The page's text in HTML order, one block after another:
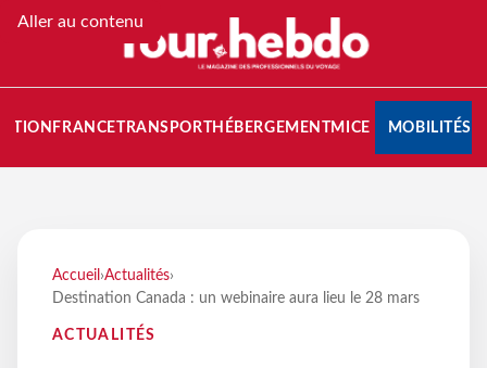
Aller au contenu
FRANCETRANSPORT HÉBERGEMENTMICE MOBILITÉS
Accueil ›Actualités›
Destination Canada : un webinaire aura lieu le 28 mars
ACTUALITÉS